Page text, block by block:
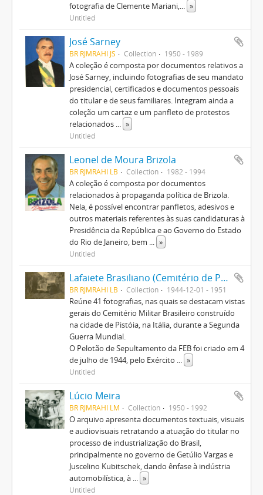
fotografia de Clemente Mariani,... »
Untitled
José Sarney
BR RJMRAHI JS Collection 1950 - 1989
A coleção é composta por documentos relativos a
José Sarney, incluindo fotografias de seu mandato
presidencial, certificados e documentos pessoais
do titular e de seus familiares. Integram ainda a
coleção um cartaz e um panfleto de protestos
relacionados ... »
Untitled
Leonel de Moura Brizola
BR RJMRAHI LB Collection 1982 - 1994
A coleção é composta por documentos
relacionados à propaganda política de Brizola.
Nela, é possível encontrar panfletos, adesivos e
outros materiais referentes às suas candidaturas à
Presidência da República e ao Governo do Estado
do Rio de Janeiro, bem ... »
Untitled
Lafaiete Brasiliano (Cemitério de Pistoia)
BR RJMRAHI LB Collection 1944-12-01 - 1951
Reúne 41 fotografias, nas quais se destacam vistas
gerais do Cemitério Militar Brasileiro construído
na cidade de Pistóia, na Itália, durante a Segunda
Guerra Mundial.
O Pelotão de Sepultamento da FEB foi criado em 4
de julho de 1944, pelo Exército ... »
Untitled
Lúcio Meira
BR RJMRAHI LM Collection 1950 - 1992
O arquivo apresenta documentos textuais, visuais
e audiovisuais retratando a atuação do titular no
processo de industrialização do Brasil,
principalmente no governo de Getúlio Vargas e
Juscelino Kubitschek, dando ênfase à indústria
automobilística, à ... »
Untitled